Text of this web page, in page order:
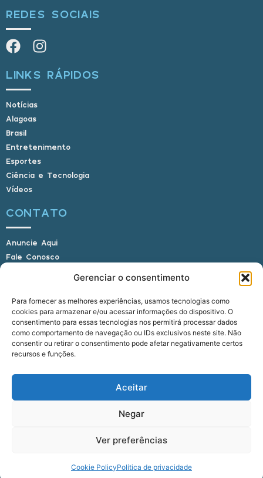
Gerenciar o consentimento
Para fornecer as melhores experiências, usamos tecnologias como
cookies para armazenar e/ou acessar informações do dispositivo. O
consentimento para essas tecnologias nos permitirá processar dados
como comportamento de navegação ou IDs exclusivos neste site. Não
consentir ou retirar o consentimento pode afetar negativamente certos
recursos e funções.
Aceitar
Negar
Ver preferências
Cookie PolicyPolítica de privacidade
REDES SOCIAIS
LINKS RÁPIDOS
Notícias
Alagoas
Brasil
Entretenimento
Esportes
Ciência e Tecnologia
Vídeos
CONTATO
Anuncie Aqui
Fale Conosco
E-mail: alagoasbrasilnoticias@gmail.com
Telefone: (82) 9 9691-0391 (Whatsapp)
Responsável Técnico: Crysthyan Carlos
Rua do Sau - Centro - Anadia - AL - CEP:
© 2022 - 2026 Alagoas Brasil Notícias. Todos os
direitos reservados.
fiveagência